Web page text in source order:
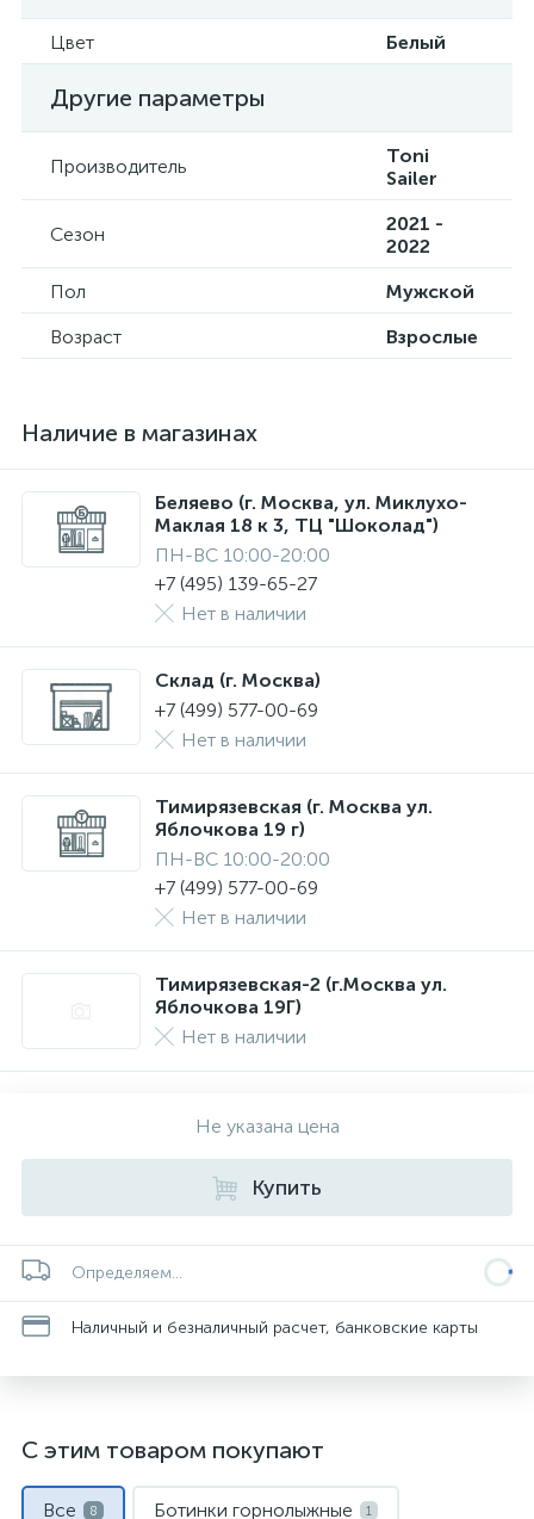
Цвет Белый
Другие параметры
Производитель
Toni
Sailer
Сезон
2021 -
2022
Пол
Мужской
Возраст
Взрослые
Наличие в магазинах
Беляево (г. Москва, ул. Миклухо-
Маклая 18 к 3, ТЦ "Шоколад")
ПН-ВС 10:00-20:00
+7 (495) 139-65-27
Нет в наличии
Склад (г. Москва)
+7 (499) 577-00-69
Нет в наличии
Тимирязевская (г. Москва ул.
Яблочкова 19 г)
ПН-ВС 10:00-20:00
+7 (499) 577-00-69
Нет в наличии
Тимирязевская-2 (г.Москва ул.
Яблочкова 19Г)
Нет в наличии
Не указана цена
Купить
Определяем...
Наличный и безналичный расчет, банковские карты
С этим товаром покупают
Все 8 Ботинки горнолыжные 1